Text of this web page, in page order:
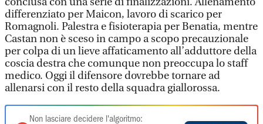
differenziato per Maicon, lavoro di scarico per
Romagnoli. Palestra e fisioterapia per Benatia, mentre
Castan non è sceso in campo a scopo precauzionale
per colpa di un lieve affaticamento all’adduttore della
coscia destra che comunque non preoccupa lo staff
medico. Oggi il difensore dovrebbe tornare ad
allenarsi con il resto della squadra giallorossa.
Non lasciare decidere l'algoritmo: